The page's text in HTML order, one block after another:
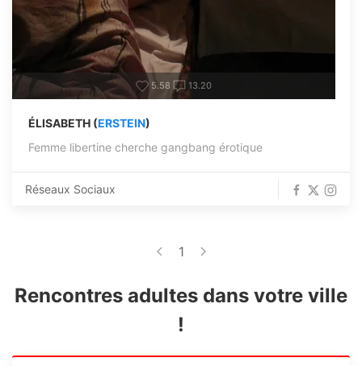
5.58 13.20
ÉLISABETH (ERSTEIN)
Femme libertine cherche gangbang érotique
Réseaux Sociaux
1
Rencontres adultes dans votre ville
!